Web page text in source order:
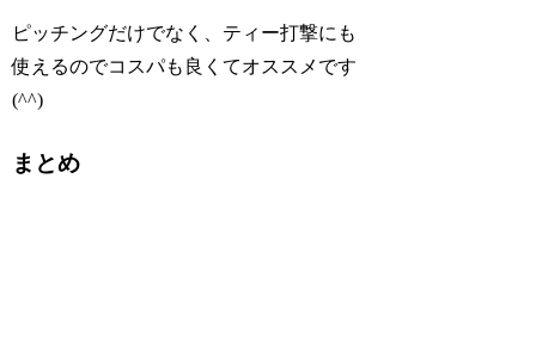
ピッチングだけでなく、ティー打撃にも
使えるのでコスパも良くてオススメです
(^^)
まとめ